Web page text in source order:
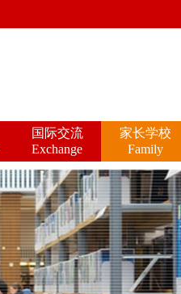
国际交流
Exchange
家长学校
Family